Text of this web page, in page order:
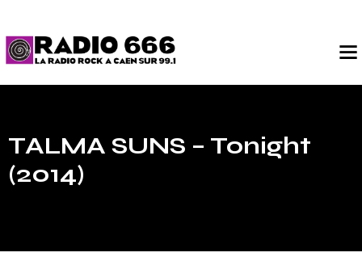
TALMA SUNS – Tonight
(2014)